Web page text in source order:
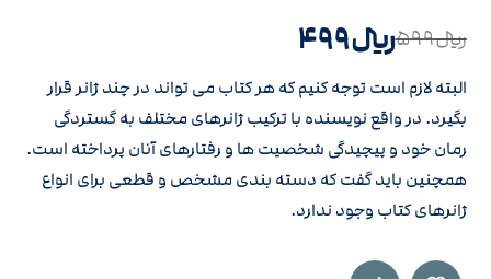
در
امتیازدهی
﷼۵۹۹﷼۴۹۹
البته لازم است توجه کنیم که هر کتاب می تواند در چند ژانر قرار
بگیرد. در واقع نویسنده با ترکیب ژانرهای مختلف به گستردگی
رمان خود و پیچیدگی شخصیت ها و رفتارهای آنان پرداخته است.
همچنین باید گفت که دسته بندی مشخص و قطعی برای انواع
ژانرهای کتاب وجود ندارد.